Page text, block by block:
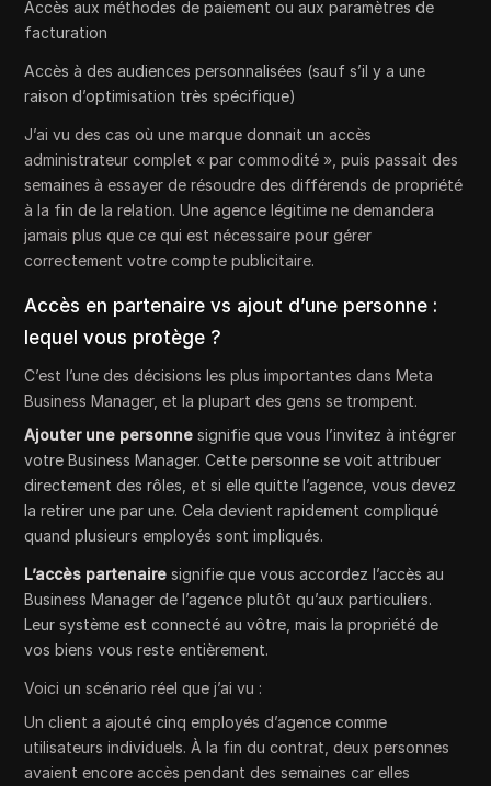
Accès aux méthodes de paiement ou aux paramètres de
facturation
Accès à des audiences personnalisées (sauf s’il y a une
raison d’optimisation très spécifique)
J’ai vu des cas où une marque donnait un accès
administrateur complet « par commodité », puis passait des
semaines à essayer de résoudre des différends de propriété
à la fin de la relation. Une agence légitime ne demandera
jamais plus que ce qui est nécessaire pour gérer
correctement votre compte publicitaire.
Accès en partenaire vs ajout d’une personne :
lequel vous protège ?
C’est l’une des décisions les plus importantes dans Meta
Business Manager, et la plupart des gens se trompent.
Ajouter une personne signifie que vous l’invitez à intégrer
votre Business Manager. Cette personne se voit attribuer
directement des rôles, et si elle quitte l’agence, vous devez
la retirer une par une. Cela devient rapidement compliqué
quand plusieurs employés sont impliqués.
L’accès partenaire signifie que vous accordez l’accès au
Business Manager de l’agence plutôt qu’aux particuliers.
Leur système est connecté au vôtre, mais la propriété de
vos biens vous reste entièrement.
Voici un scénario réel que j’ai vu :
Un client a ajouté cinq employés d’agence comme
utilisateurs individuels. À la fin du contrat, deux personnes
avaient encore accès pendant des semaines car elles